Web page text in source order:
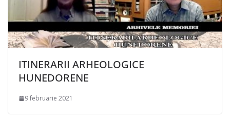
ITINERARII ARHEOLOGICE
HUNEDORENE
9 februarie 2021